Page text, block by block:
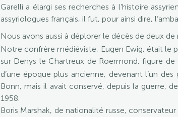
Garelli a élargi ses recherches à l’histoire
assyriologues français, il fut, pour ainsi dire,
Nous avons aussi à déplorer le décès de deux
Notre confrère médiéviste, Eugen Ewig, était le
sur Denys le Chartreux de Roermond, figure de
d’une époque plus ancienne, devenant l’un
Bonn, mais il avait conservé, depuis la guerre,
1958.
Boris Marshak, de nationalité russe,